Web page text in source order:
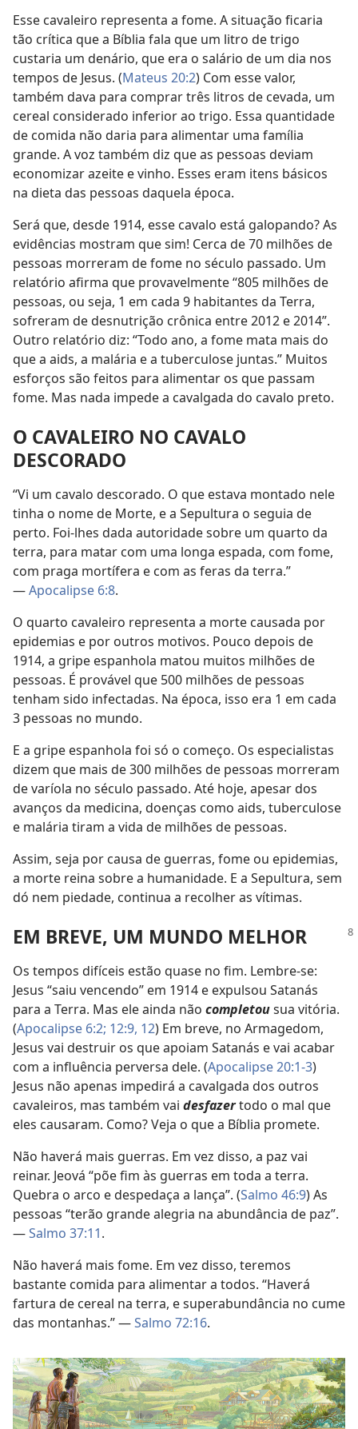
Esse cavaleiro representa a fome. A situação ficaria
tão crítica que a Bíblia fala que um litro de trigo
custaria um denário, que era o salário de um dia nos
tempos de Jesus. (Mateus 20:2) Com esse valor,
também dava para comprar três litros de cevada, um
cereal considerado inferior ao trigo. Essa quantidade
de comida não daria para alimentar uma família
grande. A voz também diz que as pessoas deviam
economizar azeite e vinho. Esses eram itens básicos
na dieta das pessoas daquela época.
Será que, desde 1914, esse cavalo está galopando? As
evidências mostram que sim! Cerca de 70 milhões de
pessoas morreram de fome no século passado. Um
relatório afirma que provavelmente “805 milhões de
pessoas, ou seja, 1 em cada 9 habitantes da Terra,
sofreram de desnutrição crônica entre 2012 e 2014”.
Outro relatório diz: “Todo ano, a fome mata mais do
que a aids, a malária e a tuberculose juntas.” Muitos
esforços são feitos para alimentar os que passam
fome. Mas nada impede a cavalgada do cavalo preto.
O CAVALEIRO NO CAVALO
DESCORADO
“Vi um cavalo descorado. O que estava montado nele
tinha o nome de Morte, e a Sepultura o seguia de
perto. Foi-lhes dada autoridade sobre um quarto da
terra, para matar com uma longa espada, com fome,
com praga mortífera e com as feras da terra.”
—Apocalipse 6:8.
O quarto cavaleiro representa a morte causada por
epidemias e por outros motivos. Pouco depois de
1914, a gripe espanhola matou muitos milhões de
pessoas. É provável que 500 milhões de pessoas
tenham sido infectadas. Na época, isso era 1 em cada
3 pessoas no mundo.
E a gripe espanhola foi só o começo. Os especialistas
dizem que mais de 300 milhões de pessoas morreram
de varíola no século passado. Até hoje, apesar dos
avanços da medicina, doenças como aids, tuberculose
e malária tiram a vida de milhões de pessoas.
Assim, seja por causa de guerras, fome ou epidemias,
a morte reina sobre a humanidade. E a Sepultura, sem
dó nem piedade, continua a recolher as vítimas.
EM BREVE, UM MUNDO MELHOR
Os tempos difíceis estão quase no fim. Lembre-se:
Jesus “saiu vencendo” em 1914 e expulsou Satanás
para a Terra. Mas ele ainda não completousua vitória.
(Apocalipse 6:2; 12:9, 12) Em breve, no Armagedom,
Jesus vai destruir os que apoiam Satanás e vai acabar
com a influência perversa dele. (Apocalipse 20:1-3)
Jesus não apenas impedirá a cavalgada dos outros
cavaleiros, mas também vai desfazertodo o mal que
eles causaram. Como? Veja o que a Bíblia promete.
Não haverá mais guerras. Em vez disso, a paz vai
reinar. Jeová “põe fim às guerras em toda a terra.
Quebra o arco e despedaça a lança”. (Salmo 46:9) As
pessoas “terão grande alegria na abundância de paz”.
—Salmo 37:11.
Não haverá mais fome. Em vez disso, teremos
bastante comida para alimentar a todos. “Haverá
fartura de cereal na terra, e superabundância no cume
das montanhas.” —Salmo 72:16.